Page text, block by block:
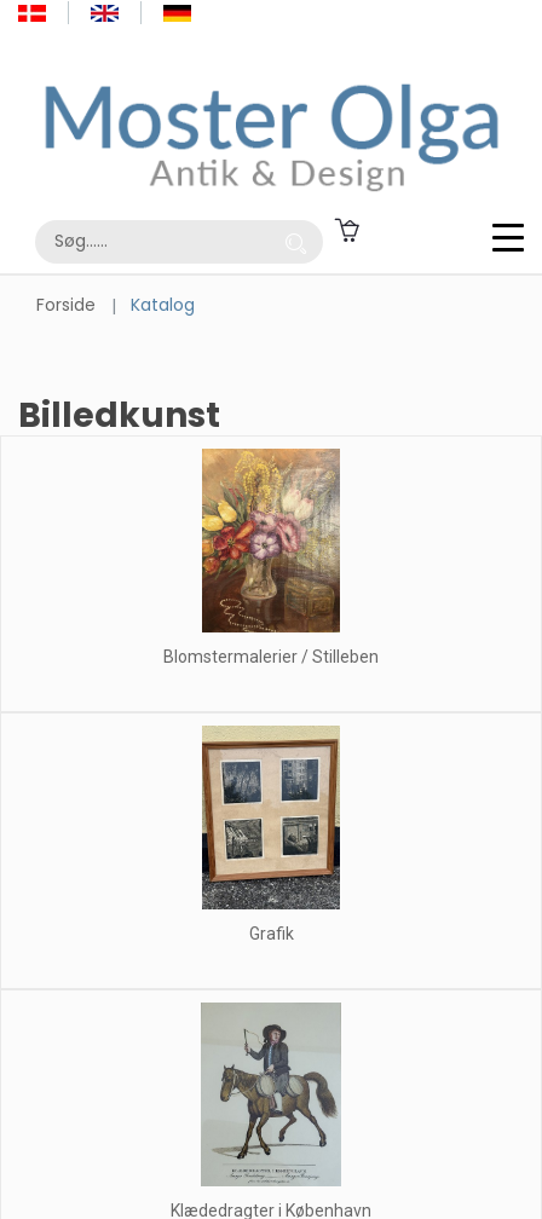
Forside Katalog
Billedkunst
Blomstermalerier / Stilleben
Grafik
Klædedragter i København